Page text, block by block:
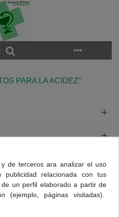
PARA LA ACIDEZ"
de terceros ara analizar el uso
relacionada con tus
un perfil elaborado a partir de
(ejemplo, páginas visitadas).